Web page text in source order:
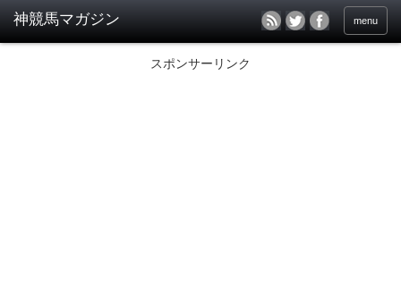
menu
スポンサーリンク